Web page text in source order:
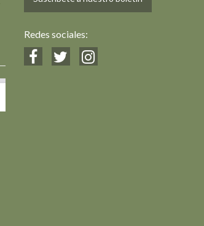
Redes sociales: